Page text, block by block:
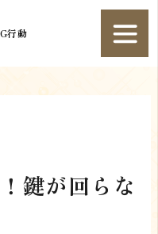
行動
鍵が回らな